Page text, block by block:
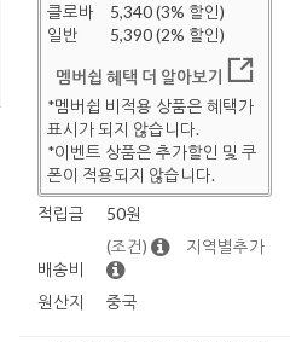
클로바
5,340 (3% 할인)
일반
5,390 (2% 할인)
멤버쉽 혜택 더 알아보기
*멤버쉽 비적용 상품은 혜택가
표시가 되지 않습니다.
*이벤트 상품은 추가할인 및 쿠
폰이 적용되지 않습니다.
적립금
50원
배송비
(조건) 지역별추가
원산지 중국